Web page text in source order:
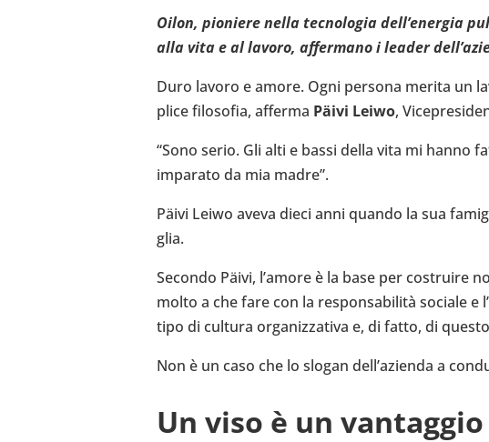
Oilon, pio­niere nella tec­no­lo­gia del­l’e­ner­gia
alla vita e al lavoro, affer­mano i leader
Duro lavoro e amore. Ogni persona merita un
plice filo­so­fia, afferma Päivi Leiwo,
“Sono serio. Gli alti e bassi della vita mi hanno
impa­rato da mia madre”.
Päivi Leiwo aveva dieci anni quando la sua
glia.
Secondo Päivi, l’amore è la base per costruire
molto a che fare con la responsabilità sociale e
tipo di cultura orga­niz­za­tiva e, di fatto, di
Non è un caso che lo slogan del­l’a­zienda a
Un viso è un